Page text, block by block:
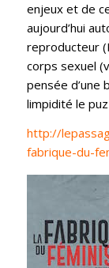
enjeux et de
aujourd’hui
reproducteur
corps sexuel
pensée d’une
limpidité le
http://
fabrique-du-